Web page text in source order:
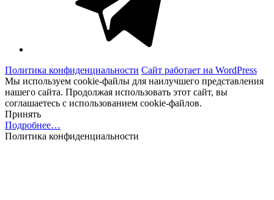
Политика конфиденциальности Сайт работает на WordPress
Мы используем cookie-файлы для наилучшего представления
нашего сайта. Продолжая использовать этот сайт, вы
соглашаетесь с использованием cookie-файлов.
Принять
Подробнее…
Политика конфиденциальности